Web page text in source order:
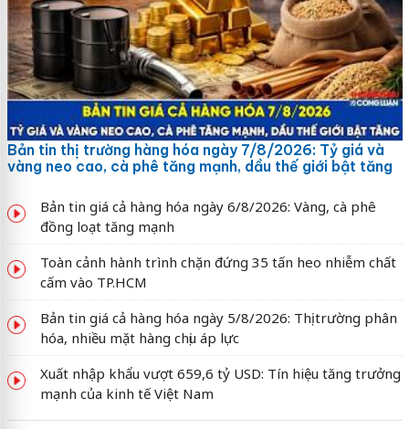
Bản tin thị trường hàng hóa ngày 7/8/2026: Tỷ giá và
vàng neo cao, cà phê tăng mạnh, dầu thế giới bật tăng
Bản tin giá cả hàng hóa ngày 6/8/2026: Vàng, cà phê
đồng loạt tăng mạnh
Toàn cảnh hành trình chặn đứng 35 tấn heo nhiễm chất
cấm vào TP.HCM
Bản tin giá cả hàng hóa ngày 5/8/2026: Thị trường phân
hóa, nhiều mặt hàng chịu áp lực
Xuất nhập khẩu vượt 659,6 tỷ USD: Tín hiệu tăng trưởng
mạnh của kinh tế Việt Nam